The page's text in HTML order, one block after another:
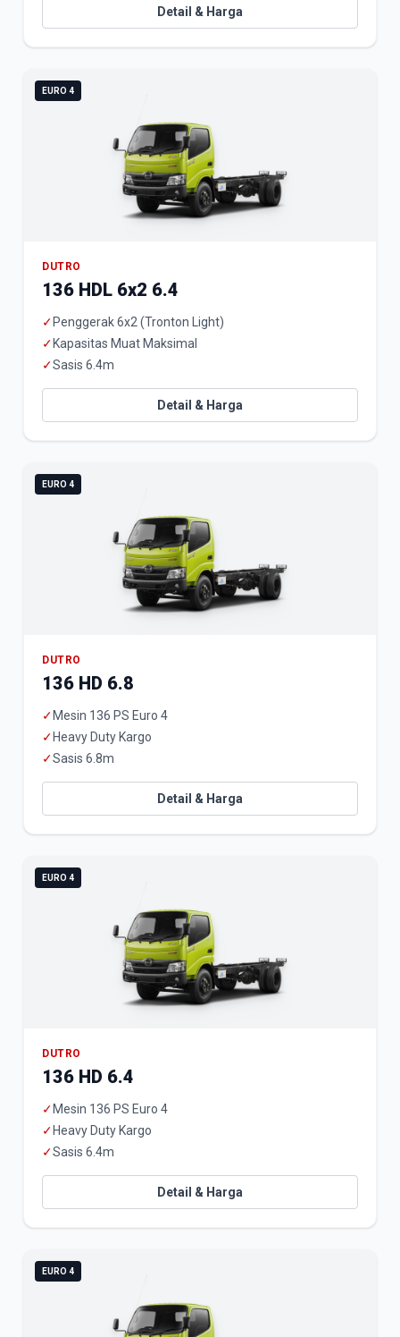
Detail & Harga
EURO 4
DUTRO
136 HDL 6x2 6.4
✓ Penggerak 6x2 (Tronton Light)
✓ Kapasitas Muat Maksimal
✓Sasis 6.4m
Detail & Harga
EURO 4
DUTRO
136 HD 6.8
✓ Mesin 136 PS Euro 4
✓ Heavy Duty Kargo
✓Sasis 6.8m
Detail & Harga
EURO 4
DUTRO
136 HD 6.4
✓ Mesin 136 PS Euro 4
✓ Heavy Duty Kargo
✓Sasis 6.4m
Detail & Harga
EURO 4